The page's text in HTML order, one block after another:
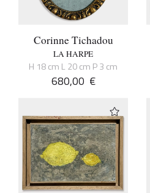
Corinne Tichadou
LA HARPE
H 18 cm L 20 cm P 3 cm
680,00 €